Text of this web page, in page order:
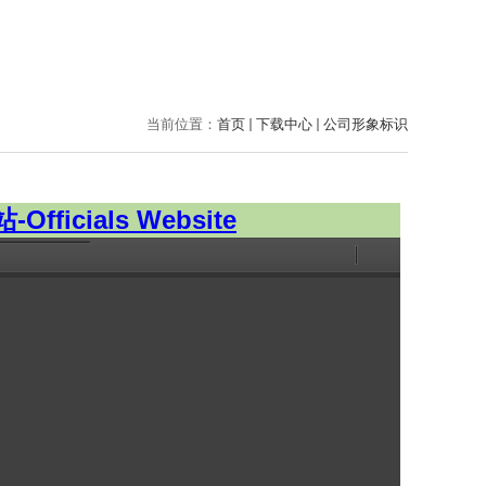
当前位置： 首页 下载中心 公司形象标识